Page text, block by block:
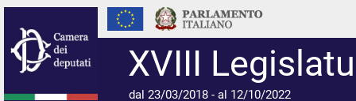
XVIII
dal 23/03/2018 - al 12/10/2022